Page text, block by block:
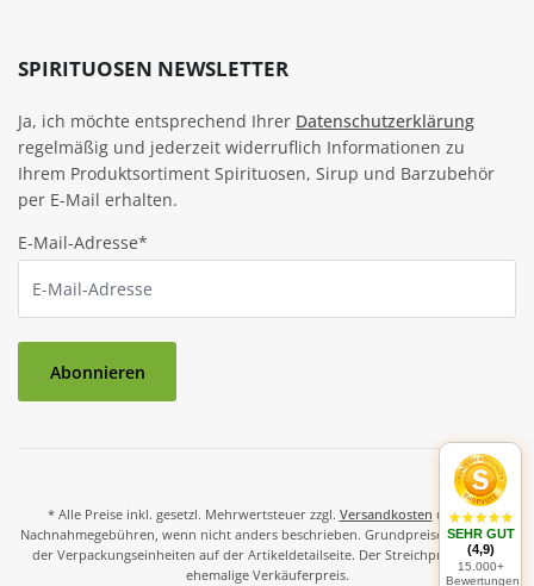
SPIRITUOSEN NEWSLETTER
Ja, ich möchte entsprechend Ihrer Datenschutzerklärung
regelmäßig und jederzeit widerruflich Informationen zu
Ihrem Produktsortiment Spirituosen, Sirup und Barzubehör
per E-Mail erhalten.
E-Mail-Adresse*
Abonnieren
* Alle Preise inkl. gesetzl. Mehrwertsteuer zzgl. Versandkosten und ggf.
Nachnahmegebühren, wenn nicht anders beschrieben. Grundpreise und Preise
der Verpackungseinheiten auf der Artikeldetailseite. Der Streichpreis ist der
ehemalige Verkäuferpreis.
SEHR GUT
(4,9)
15.000+
Bewertungen